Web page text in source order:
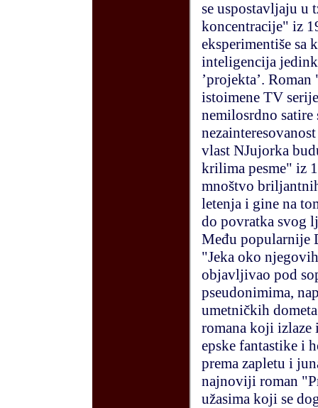
se uspostavljaju u
koncentracije" iz
eksperimentiše sa
inteligencija
’projekta’.
istoimene TV
nemilosrdno
vlast NJujorka
krilima pesme" iz
mnoštvo
letenja i gine na
do povratka svog
Među popularnije
"Jeka oko
objavljivao pod
pseudonimima,
umetničkih
romana koji izlaze
epske fantastike i
prema zapletu i
najnoviji roman
užasima koji se